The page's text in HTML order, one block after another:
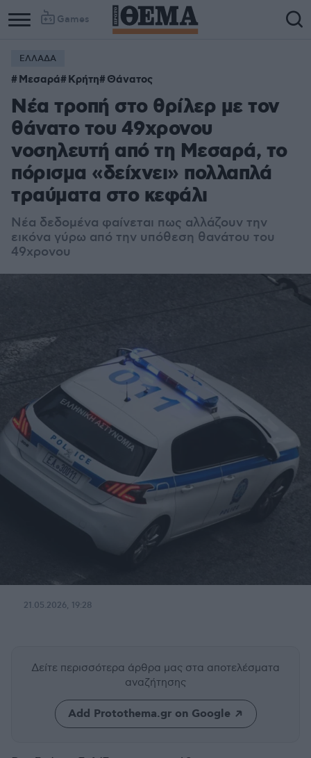
Games
ΕΛΛΑΔΑ
Μεσαρά Κρήτη Θάνατος
Νέα τροπή στο θρίλερ με τον
θάνατο του 49χρονου
νοσηλευτή από τη Μεσαρά, το
πόρισμα «δείχνει» πολλαπλά
τραύματα στο κεφάλι
Νέα δεδομένα φαίνεται πως αλλάζουν την
εικόνα γύρω από την υπόθεση θανάτου του
49χρονου
21.05.2026, 19:28
Δείτε περισσότερα άρθρα μας στα αποτελέσματα
αναζήτησης
Add Protothema.gr on Google